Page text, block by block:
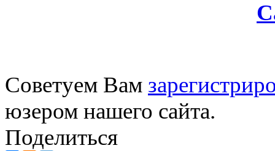
Советуем Вам
юзером нашего сайта.
Поделиться